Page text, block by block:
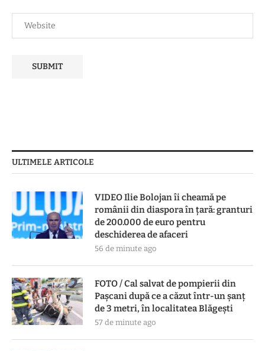
ULTIMELE ARTICOLE
VIDEO Ilie Bolojan îi cheamă pe
românii din diaspora în țară: granturi
de 200.000 de euro pentru
deschiderea de afaceri
56 de minute ago
FOTO / Cal salvat de pompierii din
Pașcani după ce a căzut într-un șanț
de 3 metri, în localitatea Blăgești
57 de minute ago